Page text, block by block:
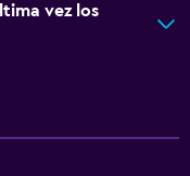
vez los